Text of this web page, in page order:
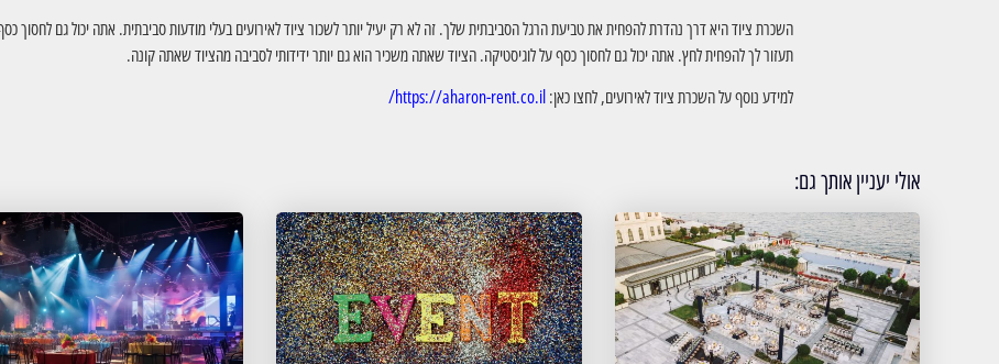
השכרת ציוד היא דרך נהדרת להפחית את טביעת הרגל הסביבתית שלך. זה לא רק יעיל יותר לשכור ציוד לאירועים בעלי מודעות סביבתית. אתה יכול גם לחסוך
תעזור לך להפחית לחץ. אתה יכול גם לחסוך כסף על לוגיסטיקה. הציוד שאתה משכיר הוא גם יותר ידידותי לסביבה מהציוד שאתה קונה.
למידע נוסף על השכרת ציוד לאירועים, לחצו כאן:https://aharon-rent.co.il/
אולי יעניין אותך גם: